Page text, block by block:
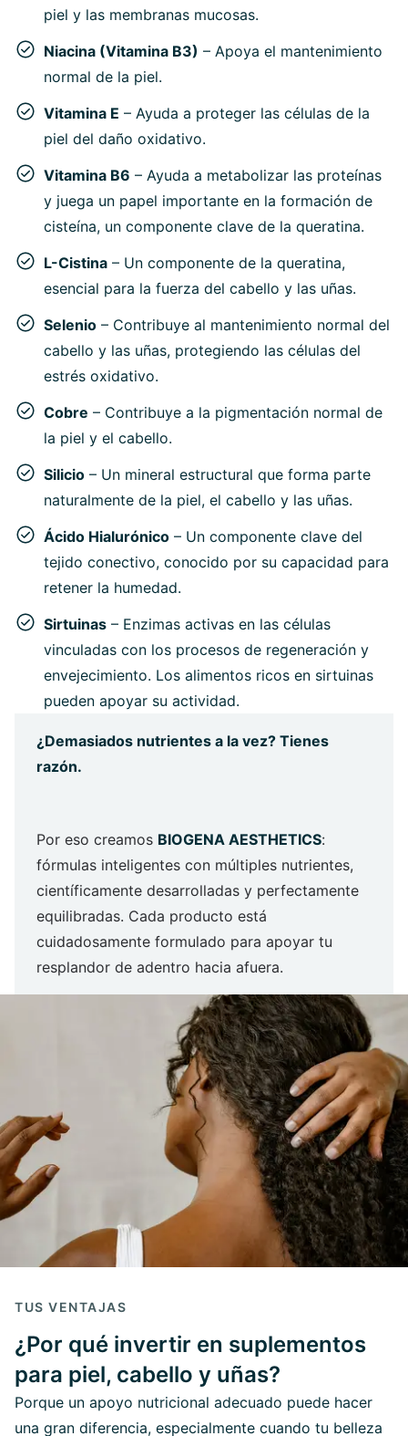
piel y las membranas mucosas.
Niacina (Vitamina B3) – Apoya el mantenimiento
normal de la piel.
Vitamina E – Ayuda a proteger las células de la
piel del daño oxidativo.
Vitamina B6 – Ayuda a metabolizar las proteínas
y juega un papel importante en la formación de
cisteína, un componente clave de la queratina.
L-Cistina – Un componente de la queratina,
esencial para la fuerza del cabello y las uñas.
Selenio – Contribuye al mantenimiento normal del
cabello y las uñas, protegiendo las células del
estrés oxidativo.
Cobre – Contribuye a la pigmentación normal de
la piel y el cabello.
Silicio – Un mineral estructural que forma parte
naturalmente de la piel, el cabello y las uñas.
Ácido Hialurónico – Un componente clave del
tejido conectivo, conocido por su capacidad para
retener la humedad.
Sirtuinas – Enzimas activas en las células
vinculadas con los procesos de regeneración y
envejecimiento. Los alimentos ricos en sirtuinas
pueden apoyar su actividad.
¿Demasiados nutrientes a la vez? Tienes
razón.
Por eso creamos BIOGENA AESTHETICS:
fórmulas inteligentes con múltiples nutrientes,
científicamente desarrolladas y perfectamente
equilibradas. Cada producto está
cuidadosamente formulado para apoyar tu
resplandor de adentro hacia afuera.
TUS VENTAJAS
¿Por qué invertir en suplementos
para piel, cabello y uñas?
Porque un apoyo nutricional adecuado puede hacer
una gran diferencia, especialmente cuando tu belleza